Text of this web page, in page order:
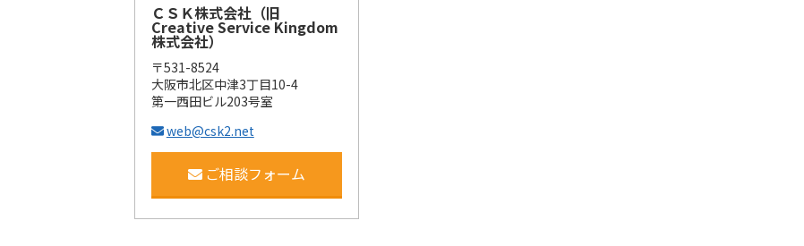
ＣＳＫ株式会社（旧
Creative Service Kingdom
株式会社）
〒531-8524
大阪市北区中津3丁目10-4
第一西田ビル203号室
web@csk2.net
ご相談フォーム